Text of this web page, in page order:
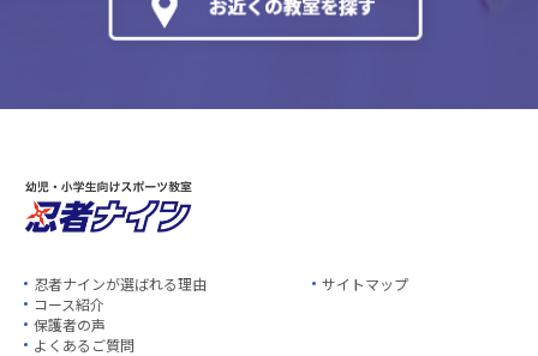
忍者ナインが選ばれる理由
コース紹介
保護者の声
よくあるご質問
サイトマップ